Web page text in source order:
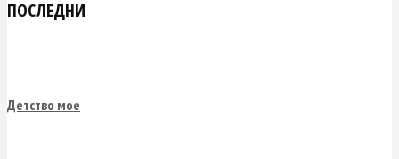
ПОСЛЕДНИ
Детство мое